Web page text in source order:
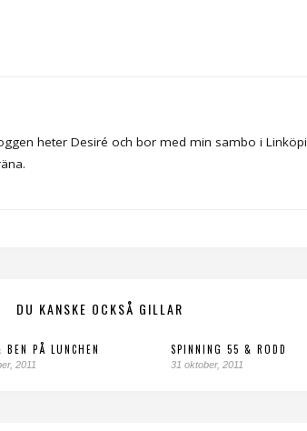
heter Desiré och bor med min sambo i
DU KANSKE OCKSÅ GILLAR
BEN PÅ LUNCHEN
2011
SPINNING 55 & RODD
31 oktober, 2011